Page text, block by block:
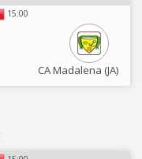
15:00
CA Madalena (JA)